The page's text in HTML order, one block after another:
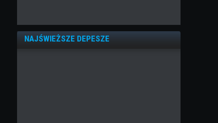
NAJŚWIEŻSZE DEPESZE